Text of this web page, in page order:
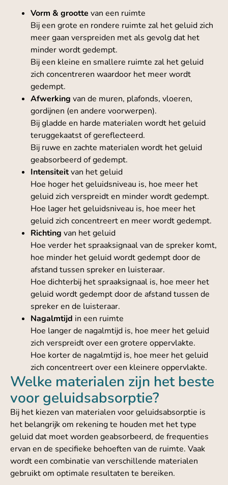
Vorm & grootte van een ruimte
Bij een grote en rondere ruimte zal het geluid zich
meer gaan verspreiden met als gevolg dat het
minder wordt gedempt.
Bij een kleine en smallere ruimte zal het geluid
zich concentreren waardoor het meer wordt
gedempt.
Afwerking van de muren, plafonds, vloeren,
gordijnen (en andere voorwerpen).
Bij gladde en harde materialen wordt het geluid
teruggekaatst of gereflecteerd.
Bij ruwe en zachte materialen wordt het geluid
geabsorbeerd of gedempt.
Intensiteitvan het geluid
Hoe hoger het geluidsniveau is, hoe meer het
geluid zich verspreidt en minder wordt gedempt.
Hoe lager het geluidsniveau is, hoe meer het
geluid zich concentreert en meer wordt gedempt.
Richting van het geluid
Hoe verder het spraaksignaal van de spreker komt,
hoe minder het geluid wordt gedempt door de
afstand tussen spreker en luisteraar.
Hoe dichterbij het spraaksignaal is, hoe meer het
geluid wordt gedempt door de afstand tussen de
spreker en de luisteraar.
Nagalmtijd in een ruimte
Hoe langer de nagalmtijd is, hoe meer het geluid
zich verspreidt over een grotere oppervlakte.
Hoe korter de nagalmtijd is, hoe meer het geluid
zich concentreert over een kleinere oppervlakte.
Welke materialen zijn het beste
voor geluidsabsorptie?
Bij het kiezen van materialen voor geluidsabsorptie is
het belangrijk om rekening te houden met het type
geluid dat moet worden geabsorbeerd, de frequenties
ervan en de specifieke behoeften van de ruimte. Vaak
wordt een combinatie van verschillende materialen
gebruikt om optimale resultaten te bereiken.